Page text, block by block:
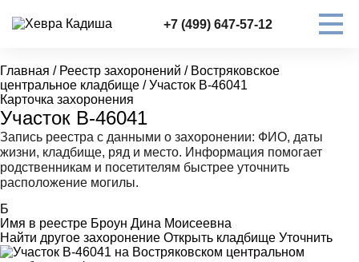
+7 (499) 647-57-12
Главная / Реестр захоронений / Востряковское
центральное кладбище / Участок В-46041
Карточка захоронения
Участок В-46041
Запись реестра с данными о захоронении: ФИО, даты
жизни, кладбище, ряд и место. Информация помогает
родственникам и посетителям быстрее уточнить
расположение могилы.
Б
Имя в реестре Броун Дина Моисеевна
Найти другое захоронение Открыть кладбище Уточнить